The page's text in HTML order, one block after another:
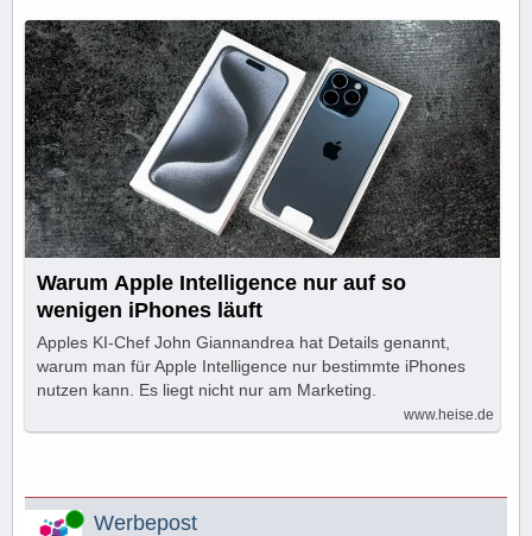
Warum Apple Intelligence nur auf so
wenigen iPhones läuft
Apples KI-Chef John Giannandrea hat Details genannt,
warum man für Apple Intelligence nur bestimmte iPhones
nutzen kann. Es liegt nicht nur am Marketing.
www.heise.de
Online Werbepost